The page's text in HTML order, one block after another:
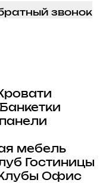
звонок
Банкетки
мебель
Гостиницы
Офис